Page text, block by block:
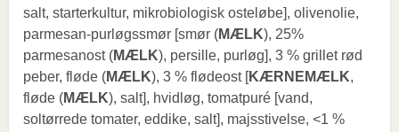
salt, starterkultur, mikrobiologisk osteløbe], olivenolie,
parmesan-purløgssmør [smør (MÆLK), 25%
parmesanost (MÆLK), persille, purløg], 3 % grillet rød
peber, fløde (MÆLK), 3 % flødeost [KÆRNEMÆLK,
fløde (MÆLK), salt], hvidløg, tomatpuré [vand,
soltørrede tomater, eddike, salt], majsstivelse, <1 %